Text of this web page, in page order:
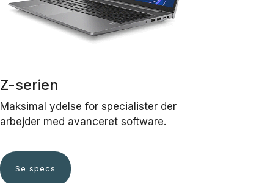
Z-serien
Maksimal ydelse for specialister der
arbejder med avanceret software.
Se specs